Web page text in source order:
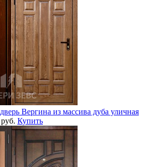
Вергина из массива дуба уличная
Купить